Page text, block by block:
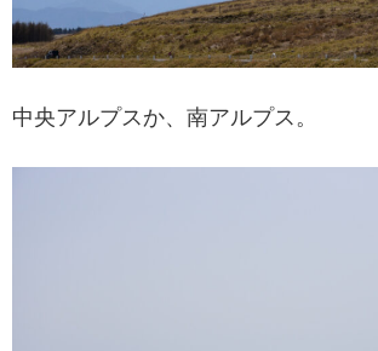
中央アルプスか、南アルプス。